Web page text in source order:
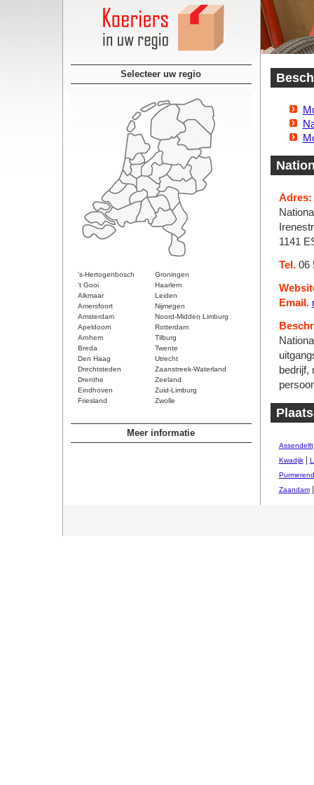
Selecteer uw regio
's-Hertogenbosch
Groningen
't Gooi
Haarlem
Alkmaar
Leiden
Amersfoort
Nijmegen
Amsterdam
Noord-Midden Limburg
Apeldoorn
Rotterdam
Arnhem
Tilburg
Breda
Twente
Den Haag
Utrecht
Drechtsteden
Zaanstreek-Waterland
Drenthe
Zeeland
Eindhoven
Zuid-Limburg
Friesland
Zwolle
Meer informatie
Adres:
1141
Tel.06
Email.
bedrijf,
Assendelft
Kwadijk|
Purmerend
Zaandam